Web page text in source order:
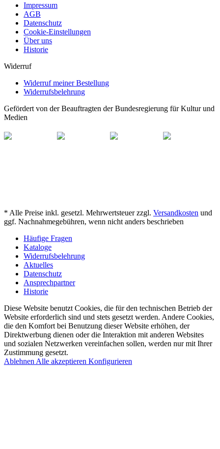
Impressum
AGB
Datenschutz
Cookie-Einstellungen
Über uns
Historie
Widerruf
Widerruf meiner Bestellung
Widerrufsbelehrung
Gefördert von der Beauftragten der Bundesregierung für Kultur und
Medien
* Alle Preise inkl. gesetzl. Mehrwertsteuer zzgl. Versandkosten und
ggf. Nachnahmegebühren, wenn nicht anders beschrieben
Häufige Fragen
Kataloge
Widerrufsbelehrung
Aktuelles
Datenschutz
Ansprechpartner
Historie
Diese Website benutzt Cookies, die für den technischen Betrieb der
Website erforderlich sind und stets gesetzt werden. Andere Cookies,
die den Komfort bei Benutzung dieser Website erhöhen, der
Direktwerbung dienen oder die Interaktion mit anderen Websites
und sozialen Netzwerken vereinfachen sollen, werden nur mit Ihrer
Zustimmung gesetzt.
Ablehnen Alle akzeptieren Konfigurieren